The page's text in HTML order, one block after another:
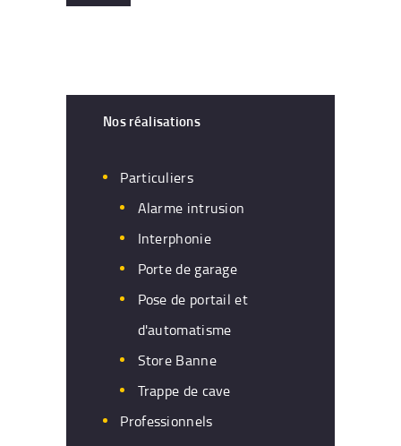
Nos réalisations
Particuliers
Alarme intrusion
Interphonie
Porte de garage
Pose de portail et
d'automatisme
Store Banne
Trappe de cave
Professionnels